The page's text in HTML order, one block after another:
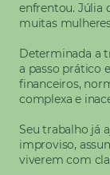
enfrentou. Júlia
muitas
Determinada a
a passo prático
financeiros,
complexa e
Seu trabalho já
improviso,
viverem com